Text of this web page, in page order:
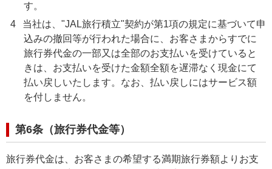
す。
4
当社は、"JAL旅行積立"契約が第1項の規定に基づいて申
込みの撤回等が行われた場合に、お客さまからすでに
旅行券代金の一部又は全部のお支払いを受けていると
きは、お支払いを受けた金額全額を遅滞なく現金にて
払い戻しいたします。なお、払い戻しにはサービス額
を付しません。
第6条（旅行券代金等）
旅行券代金は、お客さまの希望する満期旅行券額よりお支